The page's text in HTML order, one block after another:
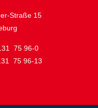
Straße 15
75 96-0
75 96-13